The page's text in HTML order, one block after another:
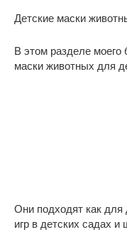
Детские маски
В этом разделе моего
маски животных для
Они подходят как для
игр в детских садах и